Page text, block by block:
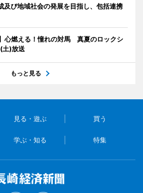
及び地域社会の発展を目指し、包括連携
心燃える！憧れの対馬 真夏のロックシ
土)放送
もっと見る
見る・遊ぶ 買う
学ぶ・知る 特集